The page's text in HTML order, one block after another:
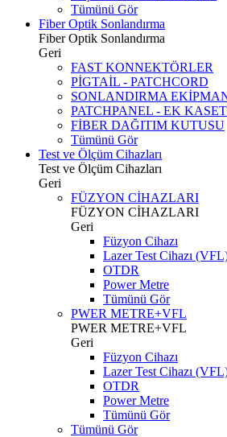
Tümünü Gör
Fiber Optik Sonlandırma
Fiber Optik Sonlandırma
Geri
FAST KONNEKTÖRLER
PİGTAİL - PATCHCORD
SONLANDIRMA
PATCHPANEL - EK
FİBER DAĞITIM KUTUSU
Tümünü Gör
Test ve Ölçüm Cihazları
Test ve Ölçüm Cihazları
Geri
FÜZYON CİHAZLARI
FÜZYON CİHAZLARI
Geri
Füzyon Cihazı
Lazer Test Cihazı
OTDR
Power Metre
Tümünü Gör
PWER METRE+VFL
PWER METRE+VFL
Geri
Füzyon Cihazı
Lazer Test Cihazı
OTDR
Power Metre
Tümünü Gör
Tümünü Gör